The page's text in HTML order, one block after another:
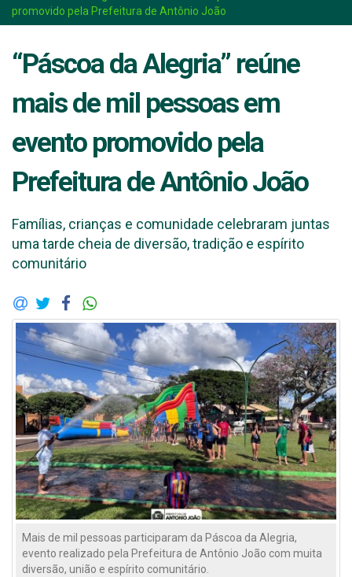
promovido pela Prefeitura de Antônio João
“Páscoa da Alegria” reúne
mais de mil pessoas em
evento promovido pela
Prefeitura de Antônio João
Famílias, crianças e comunidade celebraram juntas
uma tarde cheia de diversão, tradição e espírito
comunitário
Mais de mil pessoas participaram da Páscoa da Alegria,
evento realizado pela Prefeitura de Antônio João com muita
diversão, união e espírito comunitário.